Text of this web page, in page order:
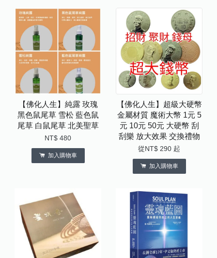
【佛化人生】純露 玫瑰
黑色鼠尾草 雪松 藍色鼠
尾草 白鼠尾草 北美聖草
NT$ 480
加入購物車
【佛化人生】超級大硬幣
金屬材質 魔術大幣 1元 5
元 10元 50元 大硬幣 刮
刮樂 放大效果 交換禮物
從 NT$ 290 起
加入購物車